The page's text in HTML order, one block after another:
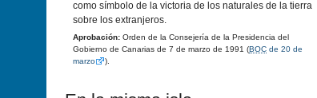
como símbolo de la victoria de los naturales de la tierra
sobre los extranjeros.
Aprobación: Orden de la Consejería de la Presidencia del
Gobierno de Canarias de 7 de marzo de 1991 (BOC de 20 de
marzo
).